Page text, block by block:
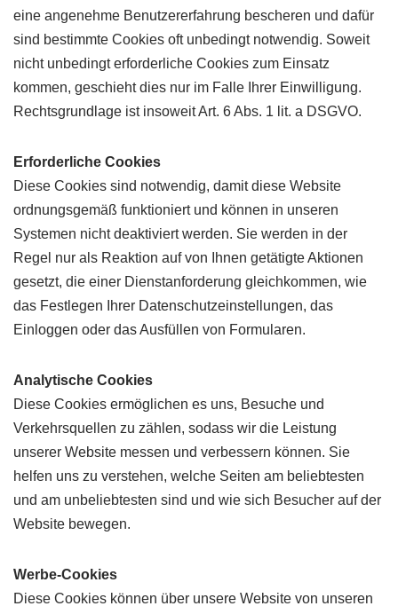
eine angenehme Benutzererfahrung bescheren und dafür
sind bestimmte Cookies oft unbedingt notwendig. Soweit
nicht unbedingt erforderliche Cookies zum Einsatz
kommen, geschieht dies nur im Falle Ihrer Einwilligung.
Rechtsgrundlage ist insoweit Art. 6 Abs. 1 lit. a DSGVO.
Erforderliche Cookies
Diese Cookies sind notwendig, damit diese Website
ordnungsgemäß funktioniert und können in unseren
Systemen nicht deaktiviert werden. Sie werden in der
Regel nur als Reaktion auf von Ihnen getätigte Aktionen
gesetzt, die einer Dienstanforderung gleichkommen, wie
das Festlegen Ihrer Datenschutzeinstellungen, das
Einloggen oder das Ausfüllen von Formularen.
Analytische Cookies
Diese Cookies ermöglichen es uns, Besuche und
Verkehrsquellen zu zählen, sodass wir die Leistung
unserer Website messen und verbessern können. Sie
helfen uns zu verstehen, welche Seiten am beliebtesten
und am unbeliebtesten sind und wie sich Besucher auf der
Website bewegen.
Werbe-Cookies
Diese Cookies können über unsere Website von unseren